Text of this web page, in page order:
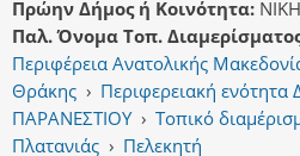
Πρώην Δήμος ή Κοινότητα:
Παλ. Όνομα Τοπ.
Περιφέρεια Ανατολικής
Θράκης › Περιφερειακή
ΠΑΡΑΝΕΣΤΙΟΥ › Τοπικό
Πλατανιάς › Πελεκητή